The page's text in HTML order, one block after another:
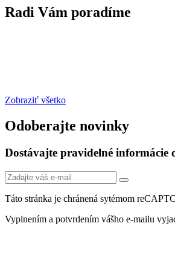
Radi Vám poradíme
Zobraziť všetko
Odoberajte novinky
Dostávajte pravidelné informácie
Táto stránka je chránená sytémom
Vyplnením a potvrdením vášho e-mailu